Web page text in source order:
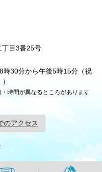
目3番25号
時30分から午後5時15分（祝
時間が異なるところがあります
のアクセス